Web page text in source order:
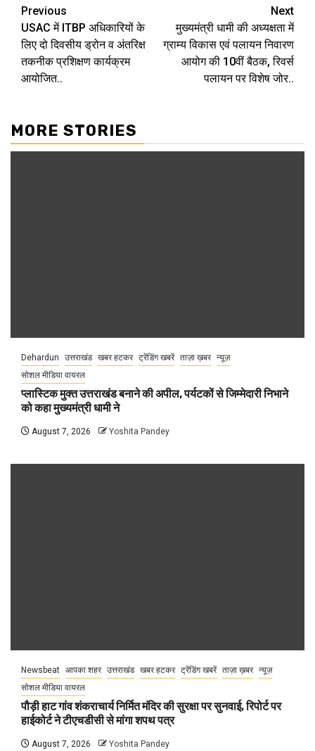
Continue
Reading
Previous
USAC में ITBP अधिकारियों के
लिए दो दिवसीय ड्रोन व अंतरिक्ष
तकनीक प्रशिक्षण कार्यक्रम
आयोजित..
Next
मुख्यमंत्री धामी की अध्यक्षता में
ग्राम्य विकास एवं पलायन निवारण
आयोग की 10वीं बैठक, रिवर्स
पलायन पर विशेष जोर..
MORE STORIES
Dehardun उत्तराखंड खबर हटकर ट्रेंडिंग खबरें ताज़ा ख़बर न्यूज़
सोशल मीडिया वायरल
प्लास्टिक मुक्त उत्तराखंड बनाने की अपील, पर्यटकों से जिम्मेदारी निभाने
को कहा मुख्यमंत्री धामी ने
August 7, 2026 Yoshita Pandey
Newsbeat आपका शहर उत्तराखंड खबर हटकर ट्रेंडिंग खबरें ताज़ा ख़बर न्यूज़
सोशल मीडिया वायरल
पौड़ी हाट गांव शंकराचार्य निर्मित मंदिर की सुरक्षा पर सुनवाई, रिपोर्ट पर
हाईकोर्ट ने टीएचडीसी से मांगा शपथ पत्र
August 7, 2026 Yoshita Pandey